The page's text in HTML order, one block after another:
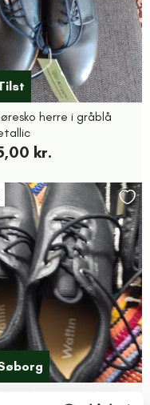
herre i gråblå
kr.
Sko Sort Læder